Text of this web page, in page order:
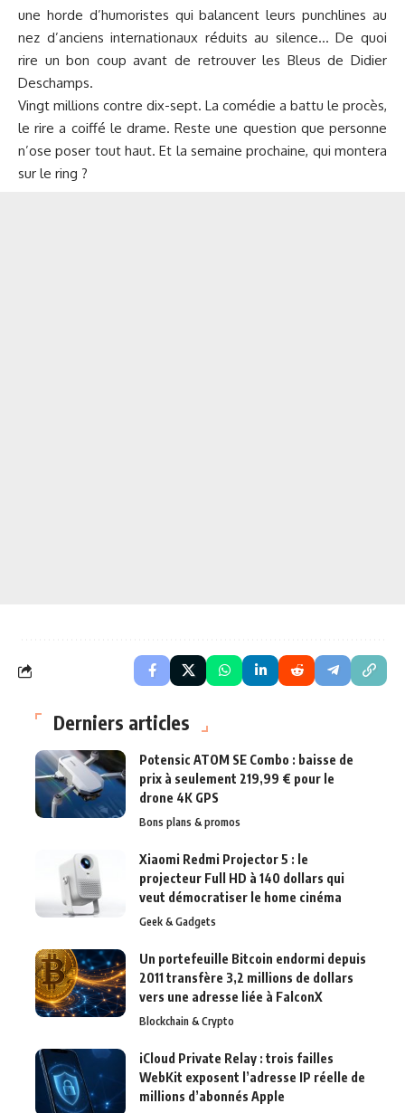
une horde d’humoristes qui balancent leurs punchlines au
nez d’anciens internationaux réduits au silence… De quoi
rire un bon coup avant de retrouver les Bleus de Didier
Deschamps.
Vingt millions contre dix-sept. La comédie a battu le procès,
le rire a coiffé le drame. Reste une question que personne
n’ose poser tout haut. Et la semaine prochaine, qui montera
sur le ring ?
Derniers articles
Potensic ATOM SE Combo : baisse de
prix à seulement 219,99 € pour le
drone 4K GPS
Bons plans & promos
Xiaomi Redmi Projector 5 : le
projecteur Full HD à 140 dollars qui
veut démocratiser le home cinéma
Geek & Gadgets
Un portefeuille Bitcoin endormi depuis
2011 transfère 3,2 millions de dollars
vers une adresse liée à FalconX
Blockchain & Crypto
iCloud Private Relay : trois failles
WebKit exposent l’adresse IP réelle de
millions d’abonnés Apple